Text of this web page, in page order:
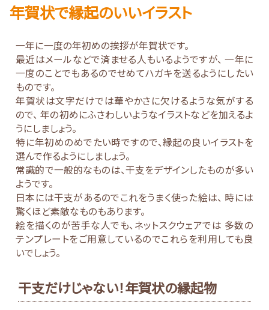
年賀状で縁起のいいイラスト
一年に一度の年初めの挨拶が年賀状です。
最近はメールなどで済ませる人もいるようですが、 一年に
一度のことでもあるのでせめてハガキを送るようにしたい
ものです。
年賀状は文字だけでは華やかさに欠けるような気がする
ので、 年の初めにふさわしいようなイラストなどを加えるよ
うにしましょう。
特に年初めのめでたい時ですので、縁起の良いイラストを
選んで作るようにしましょう。
常識的で一般的なものは、干支をデザインしたものが多い
ようです。
日本には干支があるのでこれをうまく使った絵は、 時には
驚くほど素敵なものもあります。
絵を描くのが苦手な人でも、ネットスクウェアでは 多数の
テンプレートをご用意しているのでこれらを利用しても良
いでしょう。
干支だけじゃない！年賀状の縁起物